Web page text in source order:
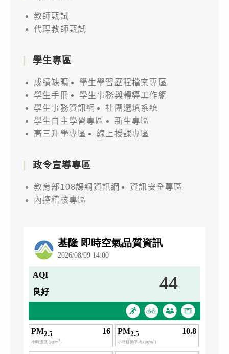
教師甄試
代理教師甄試
學生專區
成績缺曠
學生學習歷程檔案專區
學生手冊
學生事務與轉導工作網
學生事務資訊網
社團選填系統
學生自主學習專區
新生專區
高三升學專區
線上授課專區
政令宣導專區
教育部108課綱資訊網
資訊安全專區
內控稽核專區